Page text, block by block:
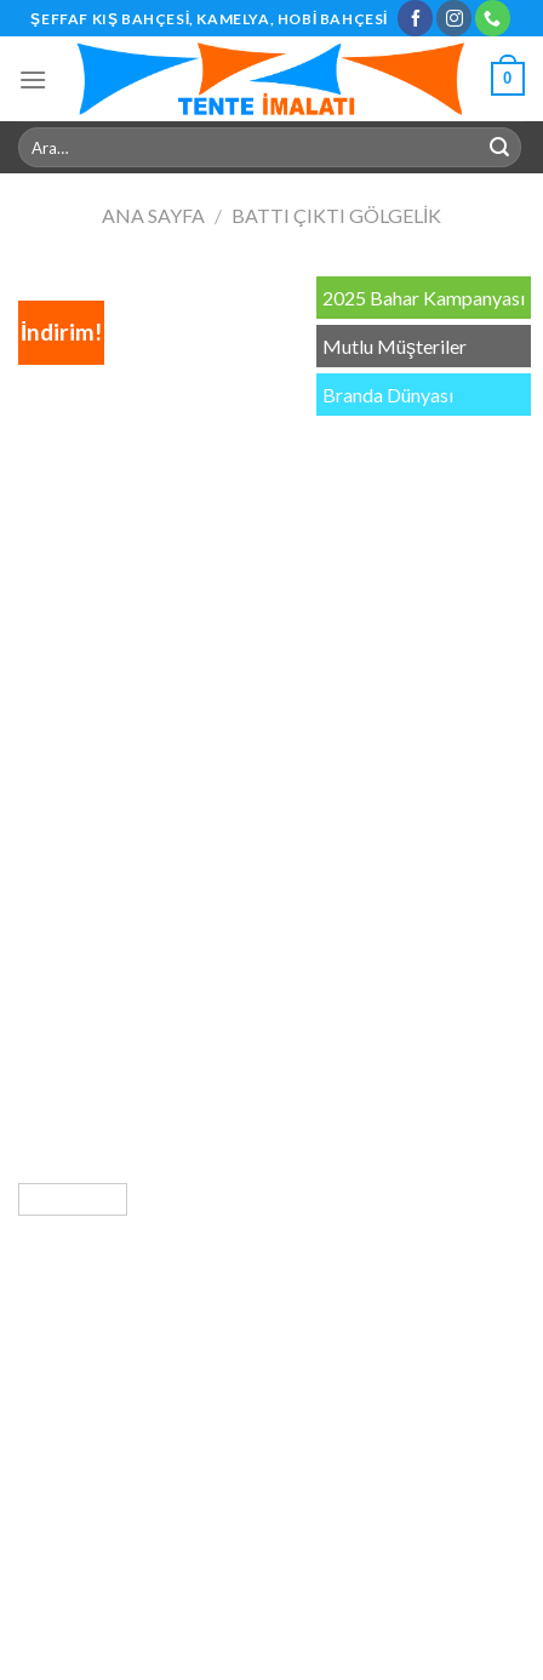
Skip
to
content
ŞEFFAF KIŞ BAHÇESI, KAMELYA, HOBI BAHÇESI
0
Ara:
ANA SAYFA / BATTI ÇIKTI GÖLGELIK
2025 Bahar Kampanyası
Mutlu Müşteriler
Branda Dünyası
İndirim!